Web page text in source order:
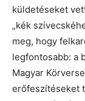
küldetéseket
„kék
meg, hogy
legfontosabb: a
Magyar
erőfeszítéseket